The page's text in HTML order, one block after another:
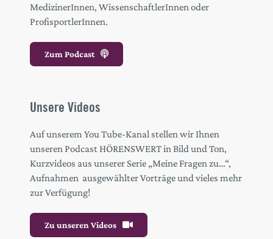
MedizinerInnen, WissenschaftlerInnen oder
ProfisportlerInnen.
Zum Podcast
Unsere Videos
Auf unserem You Tube-Kanal stellen wir Ihnen
unseren Podcast HÖRENSWERT in Bild und Ton,
Kurzvideos aus unserer Serie „Meine Fragen zu…“,
Aufnahmen ausgewählter Vorträge und vieles mehr
zur Verfügung!
Zu unseren Videos